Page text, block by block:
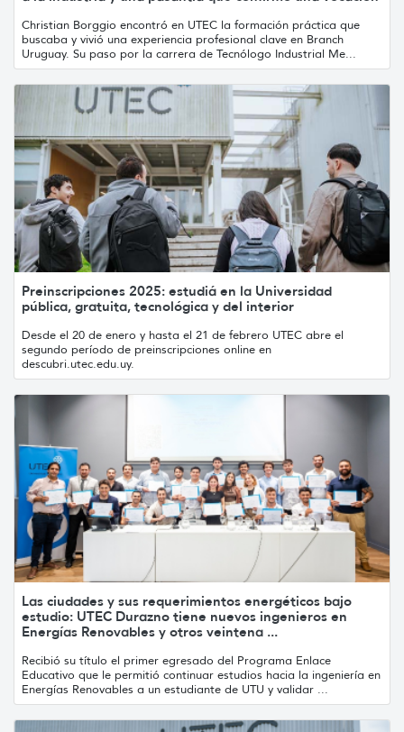
Christian Borggio encontró en UTEC la formación práctica que
buscaba y vivió una experiencia profesional clave en Branch
Uruguay. Su paso por la carrera de Tecnólogo Industrial Me...
Preinscripciones 2025: estudiá en la Universidad
pública, gratuita, tecnológica y del interior
Desde el 20 de enero y hasta el 21 de febrero UTEC abre el
segundo período de preinscripciones online en
descubri.utec.edu.uy.
Las ciudades y sus requerimientos energéticos bajo
estudio: UTEC Durazno tiene nuevos ingenieros en
Energías Renovables y otros veintena ...
Recibió su título el primer egresado del Programa Enlace
Educativo que le permitió continuar estudios hacia la ingeniería en
Energías Renovables a un estudiante de UTU y validar ...